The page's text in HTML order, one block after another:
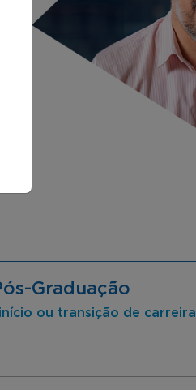
Graduação
ou transição de carreira